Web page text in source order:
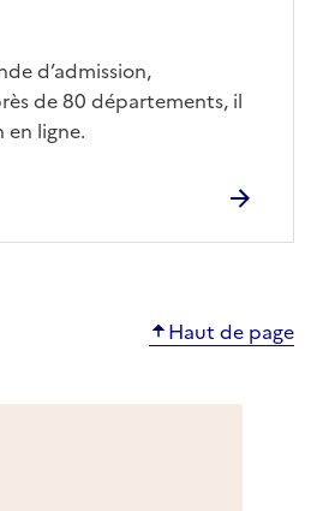
d’admission,
de 80 départements, il
en ligne.
Haut de page